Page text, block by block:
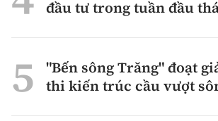
đầu tư trong tuần đầu
"Bến sông Trăng" đoạt
thi kiến trúc cầu vượt